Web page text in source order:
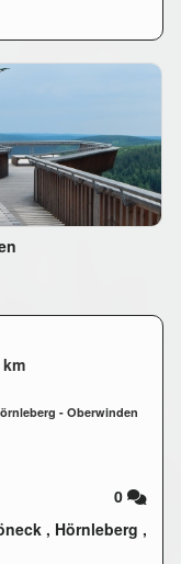
- Oberwinden
0
, Hörnleberg ,